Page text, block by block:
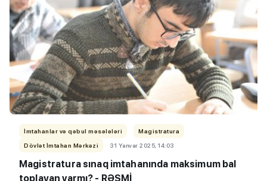
İmtahanlar və qəbul məsələləri
Magistratura
Dövlət İmtahan Mərkəzi
31 Yanvar 2025, 14:03
Magistratura sınaq imtahanında maksimum bal
toplayan varmı? - RƏSMİ